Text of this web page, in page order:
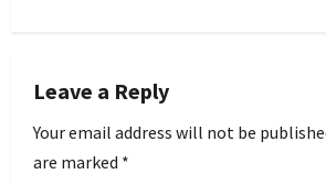
v
i
Leave a Reply
Your email address will not be
are marked *